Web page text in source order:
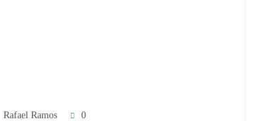
Rafael Ramos 0